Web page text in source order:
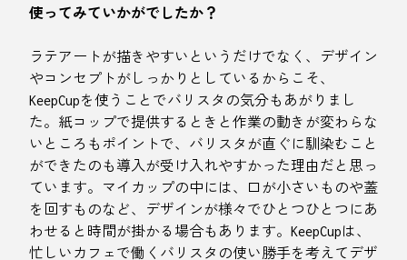
使ってみていかがでしたか？
ラテアートが描きやすいというだけでなく、デザイン
やコンセプトがしっかりとしているからこそ、
KeepCupを使うことでバリスタの気分もあがりまし
た。紙コップで提供するときと作業の動きが変わらな
いところもポイントで、バリスタが直ぐに馴染むこと
ができたのも導入が受け入れやすかった理由だと思っ
ています。マイカップの中には、口が小さいものや蓋
を回すものなど、デザインが様々でひとつひとつにあ
わせると時間が掛かる場合もあります。KeepCupは、
忙しいカフェで働くバリスタの使い勝手を考えてデザ